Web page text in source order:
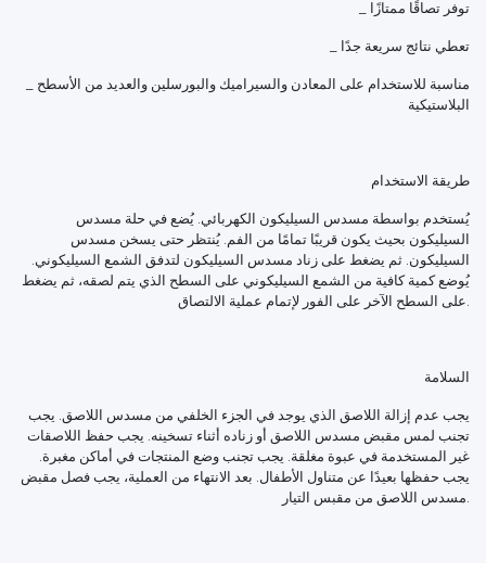
_ توفر تصاقًا ممتازًا
_ تعطي نتائج سريعة جدًا
البلاستيكية
طريقة الاستخدام
يُستخدم بواسطة مسدس السيليكون الكهربائي. يُضع في حلة مسدس
السيليكون بحيث يكون قريبًا تمامًا من الفم. يُنتظر حتى يسخن مسدس
السيليكون. ثم يضغط على زناد مسدس السيليكون لتدفق الشمع السيليكوني.
يُوضع كمية كافية من الشمع السيليكوني على السطح الذي يتم لصقه، ثم يضغط
على السطح الآخر على الفور لإتمام عملية الالتصاق.
السلامة
يجب عدم إزالة اللاصق الذي يوجد في الجزء الخلفي من مسدس اللاصق. يجب
تجنب لمس مقبض مسدس اللاصق أو زناده أثناء تسخينه. يجب حفظ اللاصقات
غير المستخدمة في عبوة مغلقة. يجب تجنب وضع المنتجات في أماكن مغبرة.
يجب حفظها بعيدًا عن متناول الأطفال. بعد الانتهاء من العملية، يجب فصل مقبض
مسدس اللاصق من مقبس التيار.